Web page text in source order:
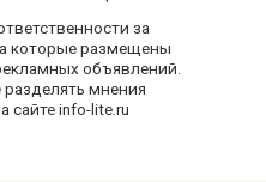
за
которые размещены
объявлений.
мнения
сайте info-lite.ru